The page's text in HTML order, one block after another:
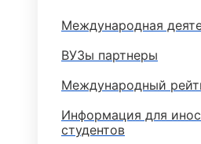
Международная
ВУЗы партнеры
Международный
Информация для
студентов